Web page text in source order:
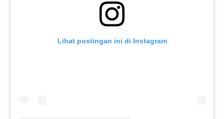
Lihat postingan ini di Instagram